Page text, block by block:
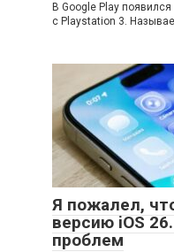
В Google Play
с Playstation 3.
Я пожалел,
версию iOS
проблем